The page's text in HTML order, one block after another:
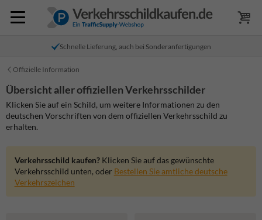
Schnelle Lieferung, auch bei Sonderanfertigungen
Offizielle Information
Übersicht aller offiziellen Verkehrsschilder
Klicken Sie auf ein Schild, um weitere Informationen zu den
deutschen Vorschriften von dem offiziellen Verkehrsschild zu
erhalten.
Verkehrsschild kaufen?Klicken Sie auf das gewünschte
Verkehrsschild unten, oder Bestellen Sie amtliche deutsche
Verkehrszeichen